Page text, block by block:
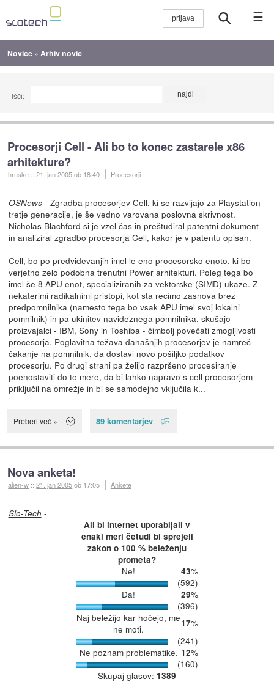
☰
Novice » Arhiv novic
Išči:
Procesorji Cell - Ali bo to konec zastarele x86
arhitekture?
hruske ::21. jan 2005ob 18:40 Procesorji
OSNews- Zgradba procesorjev Cell, ki se razvijajo za Playstation
tretje generacije, je še vedno varovana poslovna skrivnost.
Nicholas Blachford si je vzel čas in preštudiral patentni dokument
in analiziral zgradbo procesorja Cell, kakor je v patentu opisan.
Cell, bo po predvidevanjih imel le eno procesorsko enoto, ki bo
verjetno zelo podobna trenutni Power arhitekturi. Poleg tega bo
imel še 8 APU enot, specializiranih za vektorske (SIMD) ukaze. Z
nekaterimi radikalnimi pristopi, kot sta recimo zasnova brez
predpomnilnika (namesto tega bo vsak APU imel svoj lokalni
pomnilnik) in pa ukinitev navideznega pomnilnika, skušajo
proizvajalci - IBM, Sony in Toshiba - čimbolj povečati zmogljivosti
procesorja. Poglavitna težava današnjih procesorjev je namreč
čakanje na pomnilnik, da dostavi novo pošiljko podatkov
procesorju. Po drugi strani pa želijo razpršeno procesiranje
poenostaviti do te mere, da bi lahko napravo s cell procesorjem
priključil na omrežje in bi se samodejno vključila k...
Preberi več » 89 komentarjev
Nova anketa!
alien-w ::21. jan 2005ob 17:05 Ankete
Slo-Tech -
Ali bi internet uporabljali v
enaki meri četudi bi sprejeli
zakon o 100 % beleženju
prometa?
Ne! 43%
(592)
Da!
29%
(396)
Naj beležijo kar hočejo, me
ne moti.
17%
(241)
Ne poznam problematike. 12%
(160)
Skupaj glasov: 1389